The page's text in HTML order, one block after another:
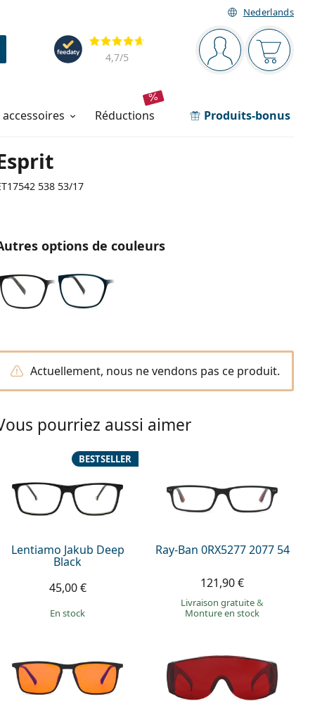
Nederlands
Barre de navigation
Vous êtesVotre
Évaluation
4,7/5
réductions Produits-bonus
538 53/17
options de couleurs
Actuellement, nous ne vendons pas ce produit.
pourriez aussi aimer
Lentiamo Jakub Deep
Black
BESTSELLER
45,00 €
en stock
Ray-Ban 0RX5277 2077 54
121,90 €
Livraison gratuite&
Monture en stock